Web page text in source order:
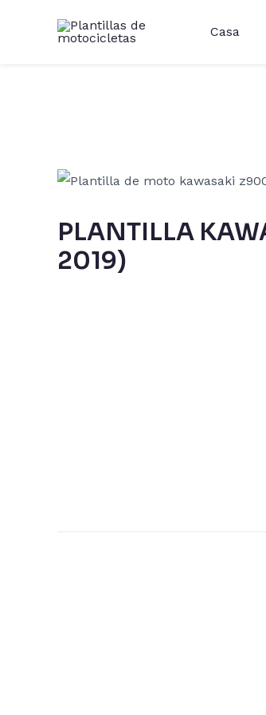
Casa
PLANTILLA
2019)